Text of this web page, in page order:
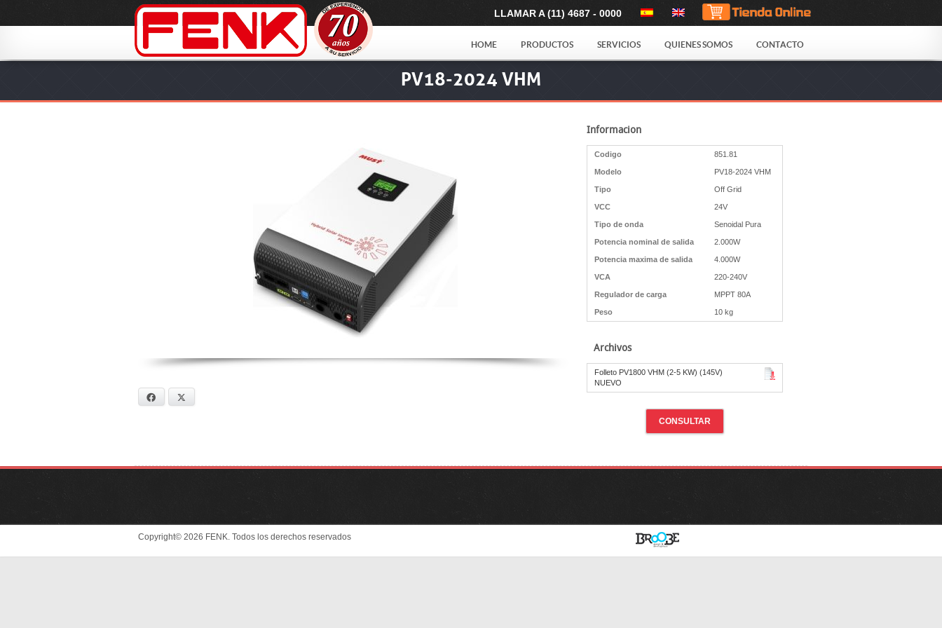
LLAMAR A (11) 4687 - 0000
HOME PRODUCTOS SERVICIOS QUIENES SOMOS CONTACTO
PV18-2024 VHM
Facebook
Informacion
Codigo 851.81
Modelo PV18-2024 VHM
Tipo Off Grid
VCC 24V
Tipo de onda Senoidal Pura
Potencia nominal de salida 2.000W
Potencia maxima de salida 4.000W
VCA 220-240V
Regulador de carga MPPT 80A
Peso 10 kg
Archivos
Folleto PV1800 VHM (2-5 KW) (145V)
NUEVO
CONSULTAR
Copyright© 2026 FENK. Todos los derechos reservados